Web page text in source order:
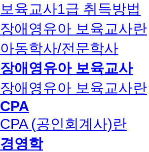
보육교사1급 취득방법
장애영유아 보육교사란
아동학사/전문학사
장애영유아 보육교사
장애영유아 보육교사란
CPA
CPA (공인회계사)란
경영학